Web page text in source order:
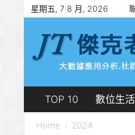
星期五, 7 8 月, 2026
TOP 10 數位生活
Home 2024